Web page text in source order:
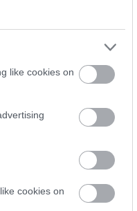
like cookies on
cookies on
στα χέρια σας
Υπολογιστών σε 2